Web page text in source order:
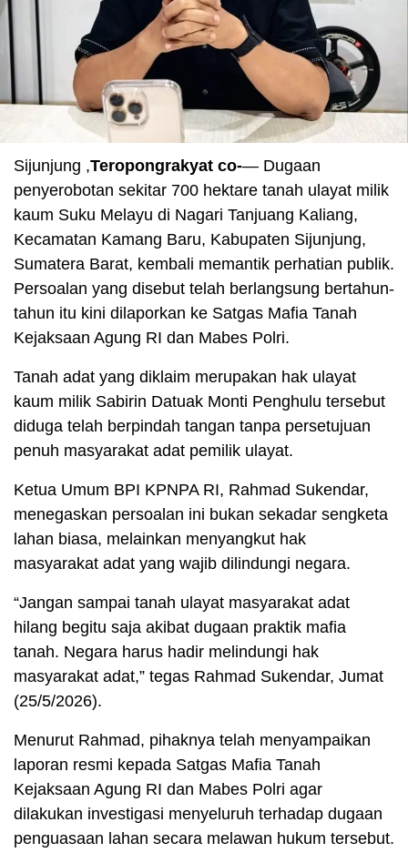
Sijunjung ,Teropongrakyat co-— Dugaan
penyerobotan sekitar 700 hektare tanah ulayat milik
kaum Suku Melayu di Nagari Tanjuang Kaliang,
Kecamatan Kamang Baru, Kabupaten Sijunjung,
Sumatera Barat, kembali memantik perhatian publik.
Persoalan yang disebut telah berlangsung bertahun-
tahun itu kini dilaporkan ke Satgas Mafia Tanah
Kejaksaan Agung RI dan Mabes Polri.
Tanah adat yang diklaim merupakan hak ulayat
kaum milik Sabirin Datuak Monti Penghulu tersebut
diduga telah berpindah tangan tanpa persetujuan
penuh masyarakat adat pemilik ulayat.
Ketua Umum BPI KPNPA RI, Rahmad Sukendar,
menegaskan persoalan ini bukan sekadar sengketa
lahan biasa, melainkan menyangkut hak
masyarakat adat yang wajib dilindungi negara.
“Jangan sampai tanah ulayat masyarakat adat
hilang begitu saja akibat dugaan praktik mafia
tanah. Negara harus hadir melindungi hak
masyarakat adat,” tegas Rahmad Sukendar, Jumat
(25/5/2026).
Menurut Rahmad, pihaknya telah menyampaikan
laporan resmi kepada Satgas Mafia Tanah
Kejaksaan Agung RI dan Mabes Polri agar
dilakukan investigasi menyeluruh terhadap dugaan
penguasaan lahan secara melawan hukum tersebut.